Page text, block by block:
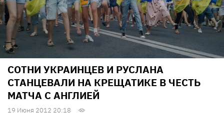
СОТНИ УКРАИНЦЕВ И РУСЛАНА
СТАНЦЕВАЛИ НА КРЕЩАТИКЕ В ЧЕСТЬ
МАТЧА С АНГЛИЕЙ
19 Июня 2012 20:18